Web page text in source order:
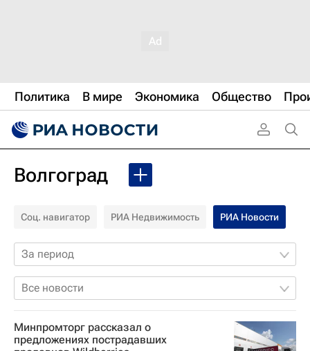
Политика В мире Экономика Общество
Волгоград
Соц. навигатор РИА Недвижимость РИА Новости
За период
Все новости
Минпромторг рассказал о
предложениях пострадавших